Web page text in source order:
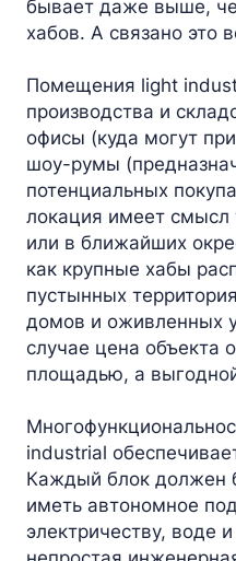
бывает даже выше,
хабов. А связано это
Помещения light
производства и
офисы (куда могут
шоу-румы
потенциальных
локация имеет смысл
или в ближайших
как крупные хабы
пустынных
домов и оживленных
случае цена объекта
площадью, а
industrial
Каждый блок должен
иметь автономное
электричеству, воде